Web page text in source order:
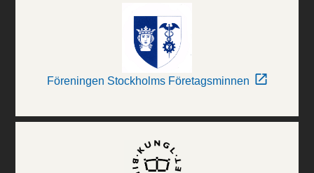
Föreningen Stockholms Företagsminnen